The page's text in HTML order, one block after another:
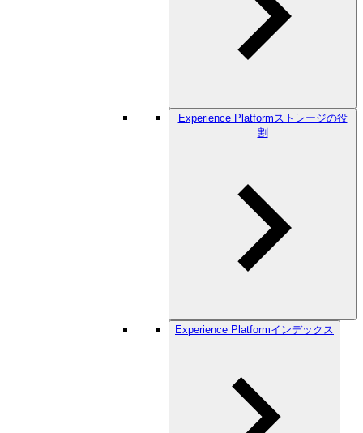
Experience Platformストレージの役
割
Experience Platformインデックス